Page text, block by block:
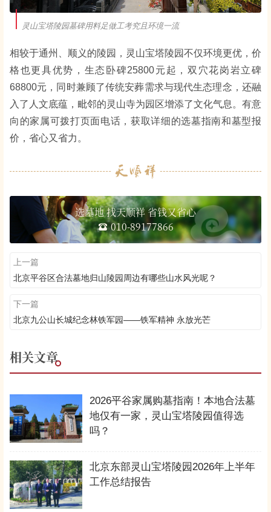
灵山宝塔陵园墓碑用料足做工考究且环境一流
相较于通州、顺义的陵园，灵山宝塔陵园不仅环境更优，价
格也更具优势，生态卧碑25800元起，双穴花岗岩立碑
68800元，同时兼顾了传统安葬需求与现代生态理念，还融
入了人文底蕴，毗邻的灵山寺为园区增添了文化气息。有意
向的家属可拨打页面电话，获取详细的选墓指南和墓型报
价，省心又省力。
选墓地 找天顺祥 省钱又省心
010-89177866
上一篇
北京平谷区合法墓地归山陵园周边有哪些山水风光呢？
下一篇
北京九公山长城纪念林铁军园——铁军精神 永放光芒
相关文章
2026平谷家属购墓指南！本地合法墓
地仅有一家，灵山宝塔陵园值得选
吗？
北京东部灵山宝塔陵园2026年上半年
工作总结报告